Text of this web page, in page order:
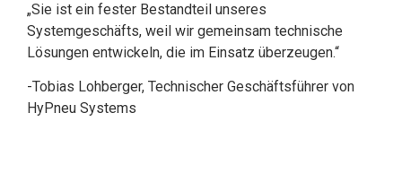
„Sie ist ein fester Bestandteil unseres
Systemgeschäfts, weil wir gemeinsam technische
Lösungen entwickeln, die im Einsatz überzeugen.“
-Tobias Lohberger, Technischer Geschäftsführer von
HyPneu Systems